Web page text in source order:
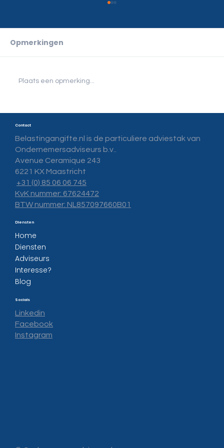
scheiding
Opmerkingen
Plaats een opmerking...
Diensten
Home
Diensten
Adviseurs
Interesse?
Blog
Contact
Belastingangifte.nl is de particuliere adviestak van
Ondernemersadviseurs b.v..
Avenue Ceramique 243
6221 KX Maastricht
+31 (0) 85 06 06 745
KvK nummer: 67624472
BTW nummer: NL857097660B01
Socials
Linkedin
Facebook
Instagram